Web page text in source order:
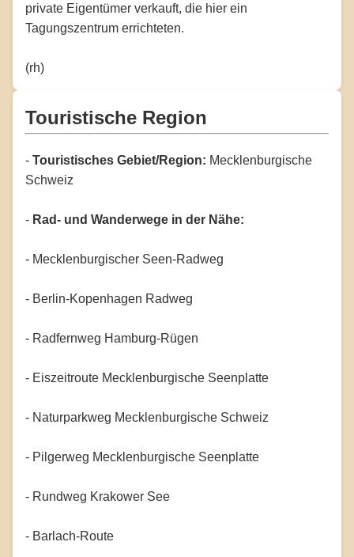
private Eigentümer verkauft, die hier ein
Tagungszentrum errichteten.
(rh)
Touristische Region
- Touristisches Gebiet/Region: Mecklenburgische
Schweiz
- Rad- und Wanderwege in der Nähe:
- Mecklenburgischer Seen-Radweg
- Berlin-Kopenhagen Radweg
- Radfernweg Hamburg-Rügen
- Eiszeitroute Mecklenburgische Seenplatte
- Naturparkweg Mecklenburgische Schweiz
- Pilgerweg Mecklenburgische Seenplatte
- Rundweg Krakower See
- Barlach-Route